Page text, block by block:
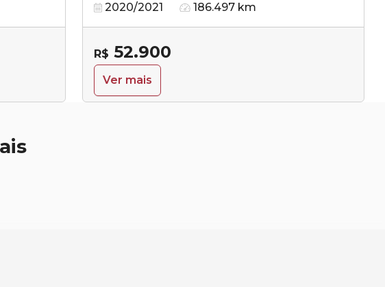
2020/2021 186.497 km
R$ 52.900
Ver mais